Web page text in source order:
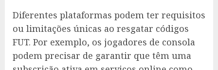
Diferentes plataformas podem ter requisitos
ou limitações únicas ao resgatar códigos
FUT. Por exemplo, os jogadores de consola
podem precisar de garantir que têm uma